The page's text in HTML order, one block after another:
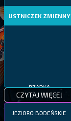
USTNICZEK ZMIENNY
RZADKA
CZYTAJ WIĘCEJ
JEZIORO BODEŃSKIE